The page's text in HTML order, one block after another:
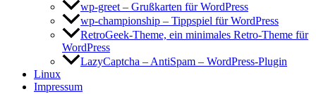
wp-greet – Grußkarten für WordPress
wp-championship – Tippspiel für WordPress
RetroGeek-Theme, ein minimales Retro-Theme für
WordPress
LazyCaptcha – AntiSpam – WordPress-Plugin
Linux
Impressum